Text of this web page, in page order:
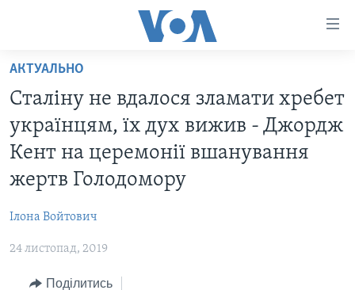
Перейти
матеріалу
Перейти
до
меню
сторінки
до
Пошуку
АКТУАЛЬНО
УКРАЇНЦІ У СВІТІ
НАУКА
АНАЛІТИКА
ПОЛІТИКА В США
ДНІВ
УКРАЇНЦІ В АМЕРИЦІ
АКТУАЛЬНО
Сталіну не вдалося зламати хребет
українцям, їх дух вижив - Джордж
Кент на церемонії вшанування
жертв Голодомору
Ілона Войтович
24 листопад, 2019
Поділитись